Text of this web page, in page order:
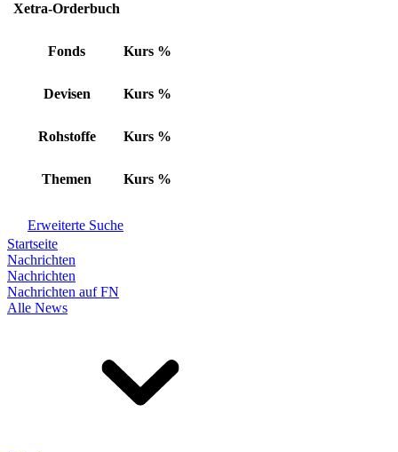
Xetra-Orderbuch
Fonds Kurs %
Devisen Kurs %
Rohstoffe Kurs %
Themen Kurs %
Erweiterte Suche
Startseite
Nachrichten
Nachrichten
Nachrichten auf FN
Alle News